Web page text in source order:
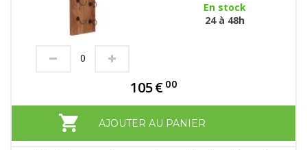
En stock
24 à 48h
105€ 00
AJOUTER AU PANIER